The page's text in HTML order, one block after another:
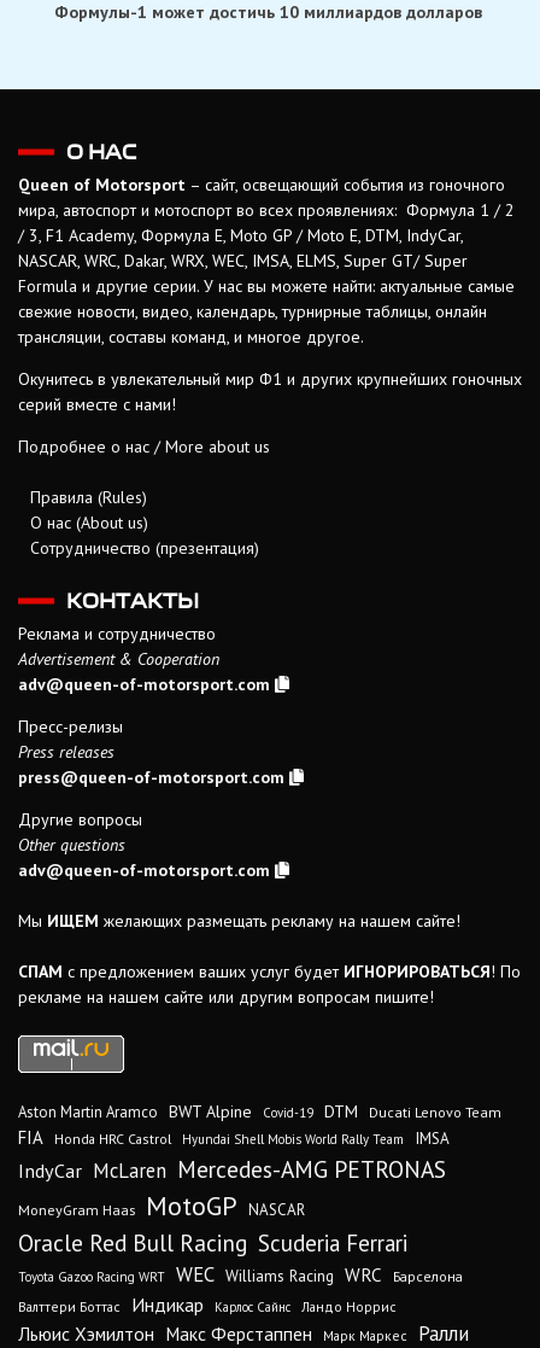
Формулы-1 может достичь 10 миллиардов долларов
О НАС
Queen of Motorsport – сайт, освещающий события из гоночного
мира, автоспорт и мотоспорт во всех проявлениях: Формула 1 / 2
/ 3, F1 Academy, Формула Е, Moto GP / Moto E, DTM, IndyCar,
NASCAR, WRC, Dakar, WRX, WEC, IMSA, ELMS, Super GT/ Super
Formula и другие серии. У нас вы можете найти: актуальные самые
свежие новости, видео, календарь, турнирные таблицы, онлайн
трансляции, составы команд, и многое другое.
Окунитесь в увлекательный мир Ф1 и других крупнейших гоночных
серий вместе с нами!
Подробнее о нас / More about us
Правила (Rules)
О нас (About us)
Сотрудничество (презентация)
КОНТАКТЫ
Реклама и сотрудничество
Advertisement & Cooperation
adv@queen-of-motorsport.com
Пресс-релизы
Press releases
press@queen-of-motorsport.com
Другие вопросы
Other questions
adv@queen-of-motorsport.com
Мы ИЩЕМ желающих размещать рекламу на нашем сайте!
СПАМ с предложением ваших услуг будет ИГНОРИРОВАТЬСЯ! По
рекламе на нашем сайте или другим вопросам пишите!
Aston Martin Aramco BWT Alpine Covid-19 DTM Ducati Lenovo Team
FIA Honda HRC Castrol Hyundai Shell Mobis World Rally Team IMSA
IndyCar McLaren Mercedes-AMG PETRONAS
MoneyGram Haas MotoGP NASCAR
Oracle Red Bull Racing Scuderia Ferrari
Toyota Gazoo Racing WRT WEC Williams Racing WRC
Барселона
Валттери Боттас
Индикар Карлос Сайнс Ландо Норрис
Льюис Хэмилтон Макс Ферстаппен Марк Маркес Ралли